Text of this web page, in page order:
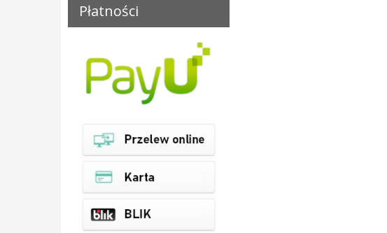
Płatności